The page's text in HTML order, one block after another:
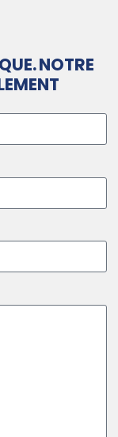
NOTRE